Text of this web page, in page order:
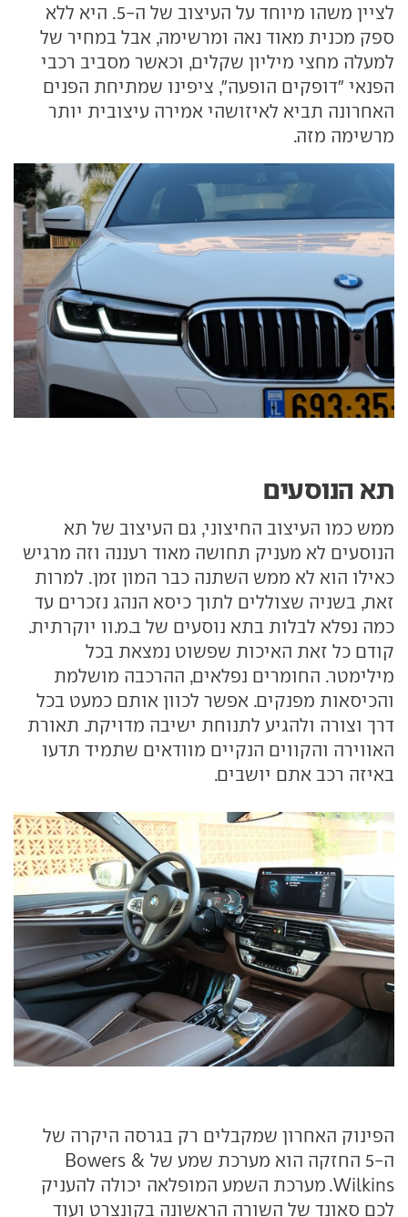
לציין משהו מיוחד על העיצוב של ה-5. היא ללא
ספק מכנית מאוד נאה ומרשימה, אבל במחיר של
למעלה מחצי מיליון שקלים, וכאשר מסביב רכבי
הפנאי "דופקים הופעה", ציפינו שמתיחת הפנים
האחרונה תביא לאיזושהי אמירה עיצובית יותר
מרשימה מזה.
תא הנוסעים
ממש כמו העיצוב החיצוני, גם העיצוב של תא
הנוסעים לא מעניק תחושה מאוד רעננה וזה מרגיש
כאילו הוא לא ממש השתנה כבר המון זמן. למרות
זאת, בשניה שצוללים לתוך כיסא הנהג נזכרים עד
כמה נפלא לבלות בתא נוסעים של ב.מ.וו יוקרתית.
קודם כל זאת האיכות שפשוט נמצאת בכל
מילימטר. החומרים נפלאים, ההרכבה מושלמת
והכיסאות מפנקים. אפשר לכוון אותם כמעט בכל
דרך וצורה ולהגיע לתנוחת ישיבה מדויקת. תאורת
האווירה והקווים הנקיים מוודאים שתמיד תדעו
באיזה רכב אתם יושבים.
הפינוק האחרון שמקבלים רק בגרסה היקרה של
ה-5 החזקה הוא מערכת שמע של Bowers &
Wilkins. מערכת השמע המופלאה יכולה להעניק
לכם סאונד של השורה הראשונה בקונצרט ועוד